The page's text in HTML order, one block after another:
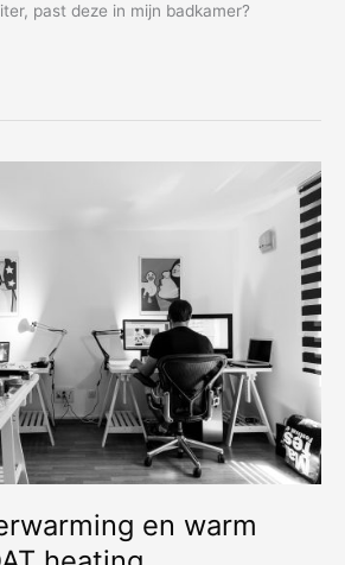
past deze in mijn badkamer?
en warm